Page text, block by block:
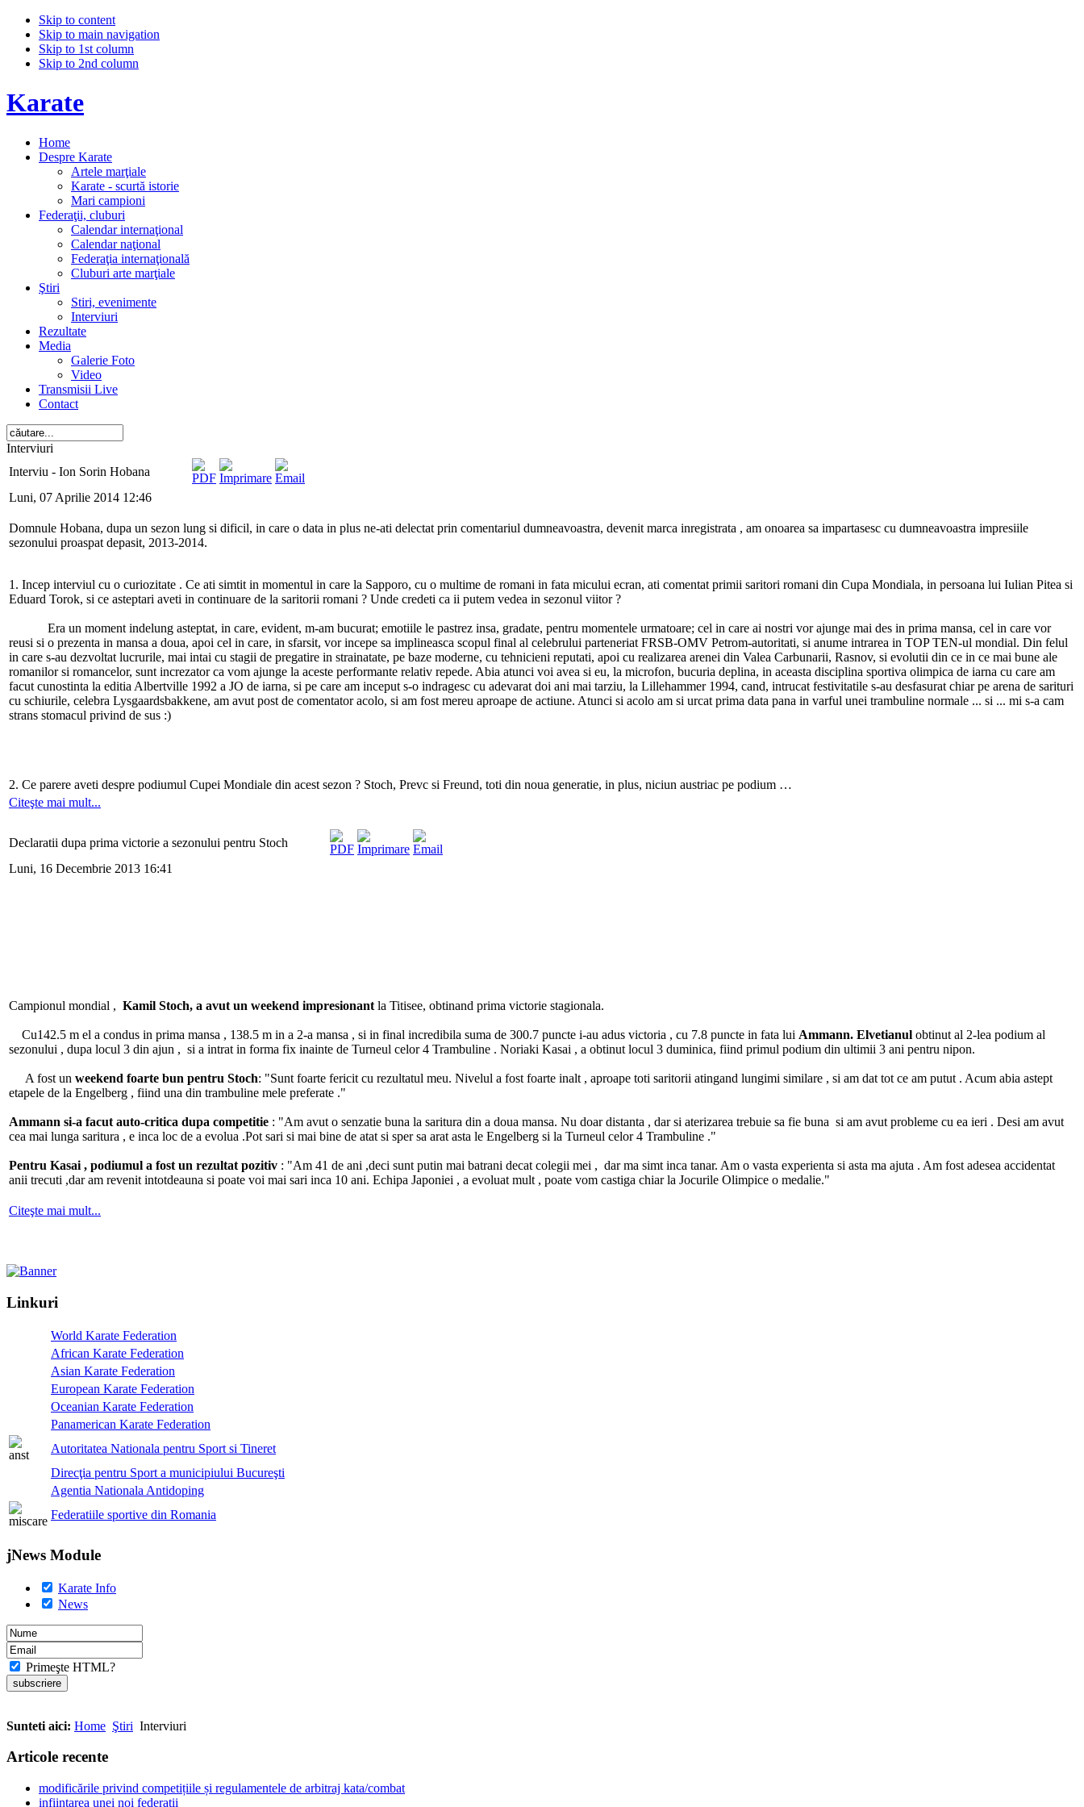
Skip to content
Skip to main navigation
Skip to 1st column
Skip to 2nd column
Karate
Home
Despre Karate
Artele marţiale
Karate - scurtă istorie
Mari campioni
Federaţii, cluburi
Calendar internaţional
Calendar naţional
Federaţia internaţională
Cluburi arte marţiale
Ştiri
Stiri, evenimente
Interviuri
Rezultate
Media
Galerie Foto
Video
Transmisii Live
Contact
Interviuri
Interviu - Ion Sorin Hobana
Luni, 07 Aprilie 2014 12:46
Domnule Hobana, dupa un sezon lung si dificil, in care o data in plus ne-ati delectat prin comentariul dumneavoastra, devenit marca inregistrata , am onoarea sa impartasesc cu dumneavoastra impresiile
sezonului proaspat depasit, 2013-2014.
1. Incep interviul cu o curiozitate . Ce ati simtit in momentul in care la Sapporo, cu o multime de romani in fata micului ecran, ati comentat primii saritori romani din Cupa Mondiala, in persoana lui Iulian Pitea si
Eduard Torok, si ce asteptari aveti in continuare de la saritorii romani ? Unde credeti ca ii putem vedea in sezonul viitor ?
Era un moment indelung asteptat, in care, evident, m-am bucurat; emotiile le pastrez insa, gradate, pentru momentele urmatoare; cel in care ai nostri vor ajunge mai des in prima mansa, cel in care vor
reusi si o prezenta in mansa a doua, apoi cel in care, in sfarsit, vor incepe sa implineasca scopul final al celebrului parteneriat FRSB-OMV Petrom-autoritati, si anume intrarea in TOP TEN-ul mondial. Din felul
in care s-au dezvoltat lucrurile, mai intai cu stagii de pregatire in strainatate, pe baze moderne, cu tehnicieni reputati, apoi cu realizarea arenei din Valea Carbunarii, Rasnov, si evolutii din ce in ce mai bune ale
romanilor si romancelor, sunt increzator ca vom ajunge la aceste performante relativ repede. Abia atunci voi avea si eu, la microfon, bucuria deplina, in aceasta disciplina sportiva olimpica de iarna cu care am
facut cunostinta la editia Albertville 1992 a JO de iarna, si pe care am inceput s-o indragesc cu adevarat doi ani mai tarziu, la Lillehammer 1994, cand, intrucat festivitatile s-au desfasurat chiar pe arena de sarituri
cu schiurile, celebra Lysgaardsbakkene, am avut post de comentator acolo, si am fost mereu aproape de actiune. Atunci si acolo am si urcat prima data pana in varful unei trambuline normale ... si ... mi s-a cam
strans stomacul privind de sus :)
2. Ce parere aveti despre podiumul Cupei Mondiale din acest sezon ? Stoch, Prevc si Freund, toti din noua generatie, in plus, niciun austriac pe podium …
Citeşte mai mult...
Declaratii dupa prima victorie a sezonului pentru Stoch
Luni, 16 Decembrie 2013 16:41
Campionul mondial , Kamil Stoch, a avut un weekend impresionant la Titisee, obtinand prima victorie stagionala.
Cu142.5 m el a condus in prima mansa , 138.5 m in a 2-a mansa , si in final incredibila suma de 300.7 puncte i-au adus victoria , cu 7.8 puncte in fata lui Ammann. Elvetianul obtinut al 2-lea podium al
sezonului , dupa locul 3 din ajun , si a intrat in forma fix inainte de Turneul celor 4 Trambuline . Noriaki Kasai , a obtinut locul 3 duminica, fiind primul podium din ultimii 3 ani pentru nipon.
A fost un weekend foarte bun pentru Stoch: "Sunt foarte fericit cu rezultatul meu. Nivelul a fost foarte inalt , aproape toti saritorii atingand lungimi similare , si am dat tot ce am putut . Acum abia astept
etapele de la Engelberg , fiind una din trambuline mele preferate ."
Ammann si-a facut auto-critica dupa competitie : "Am avut o senzatie buna la saritura din a doua mansa. Nu doar distanta , dar si aterizarea trebuie sa fie buna si am avut probleme cu ea ieri . Desi am avut
cea mai lunga saritura , e inca loc de a evolua .Pot sari si mai bine de atat si sper sa arat asta le Engelberg si la Turneul celor 4 Trambuline ."
Pentru Kasai , podiumul a fost un rezultat pozitiv : "Am 41 de ani ,deci sunt putin mai batrani decat colegii mei , dar ma simt inca tanar. Am o vasta experienta si asta ma ajuta . Am fost adesea accidentat
anii trecuti ,dar am revenit intotdeauna si poate voi mai sari inca 10 ani. Echipa Japoniei , a evoluat mult , poate vom castiga chiar la Jocurile Olimpice o medalie."
Citeşte mai mult...
Linkuri
World Karate Federation
African Karate Federation
Asian Karate Federation
European Karate Federation
Oceanian Karate Federation
Panamerican Karate Federation
Autoritatea Nationala pentru Sport si Tineret
Direcţia pentru Sport a municipiului Bucureşti
Agentia Nationala Antidoping
Federatiile sportive din Romania
jNews Module
Karate Info
News
Primeşte HTML?
Sunteti aici: Home Ştiri Interviuri
Articole recente
modificările privind competițiile și regulamentele de arbitraj kata/combat
infiintarea unei noi federatii